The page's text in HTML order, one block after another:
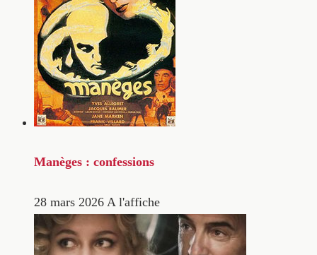
Manèges : confessions
28 mars 2026 A l'affiche